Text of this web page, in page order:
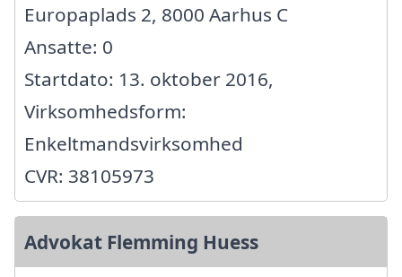
Europaplads 2, 8000 Aarhus C
Ansatte: 0
Startdato: 13. oktober 2016,
Virksomhedsform:
Enkeltmandsvirksomhed
CVR: 38105973
Advokat Flemming Huess